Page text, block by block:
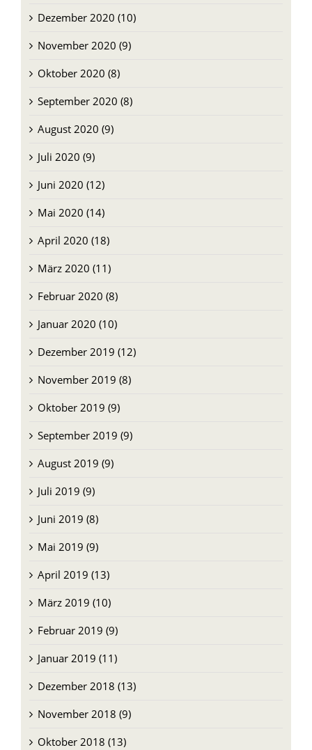
Dezember 2020 (10)
November 2020 (9)
Oktober 2020 (8)
September 2020 (8)
August 2020 (9)
Juli 2020 (9)
Juni 2020 (12)
Mai 2020 (14)
April 2020 (18)
März 2020 (11)
Februar 2020 (8)
Januar 2020 (10)
Dezember 2019 (12)
November 2019 (8)
Oktober 2019 (9)
September 2019 (9)
August 2019 (9)
Juli 2019 (9)
Juni 2019 (8)
Mai 2019 (9)
April 2019 (13)
März 2019 (10)
Februar 2019 (9)
Januar 2019 (11)
Dezember 2018 (13)
November 2018 (9)
Oktober 2018 (13)